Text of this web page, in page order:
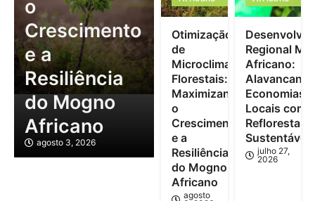
o
Crescimento
e a
Resiliência
do Mogno
Africano
agosto 3, 2026
Otimização
de
Microclimas
Florestais:
Maximizando
o
Crescimento
e a
Resiliência
do Mogno
Africano
agosto
Regional
Africano:
Economias
Locais com
Sustentável
julho 27,
2026